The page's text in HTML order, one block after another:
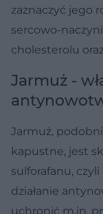
zaznaczyć jego
sercowo-
cholesterolu
Jarmuż -
Jarmuż,
kapustne, jest
sulforafanu,
działanie
uchronić m.in.